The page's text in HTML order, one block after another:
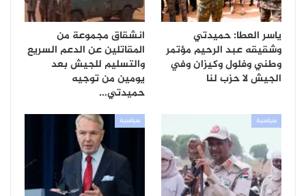
ياسر العطا: حميدتي
وشقيقه عبد الرحيم مؤتمر
وطني وفلول وكيزان وفي
الجيش لا حزب لنا
انشقاق مجموعة من
المقاتلين عن الدعم السريع
والتسليم للجيش بعد
يومين من توجيه
حميدتي…
سياسية سياسية